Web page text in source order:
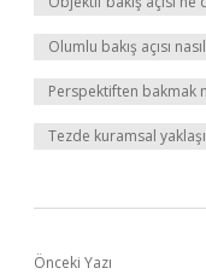
Olumlu bakış açısı
Perspektiften bakmak
Tezde kuramsal
Önceki Yazı